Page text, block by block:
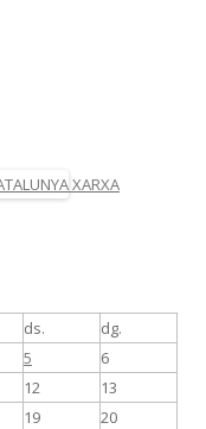
XARXA
ds. dg.
5
6
12
13
19
20